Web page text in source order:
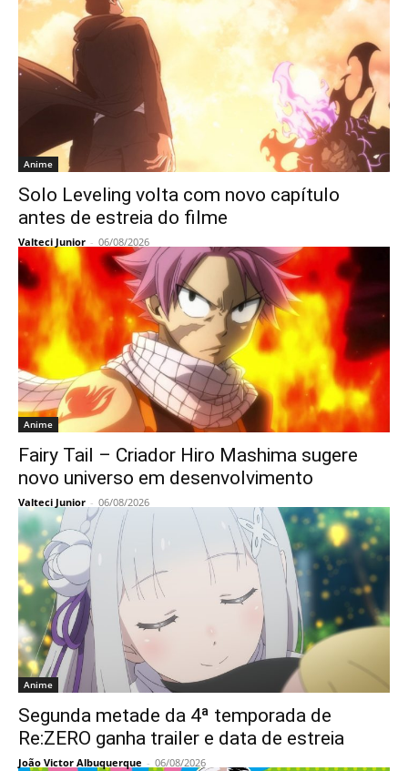
Anime
Solo Leveling volta com novo capítulo
antes de estreia do filme
Valteci Junior - 06/08/2026
Anime
Fairy Tail – Criador Hiro Mashima sugere
novo universo em desenvolvimento
Valteci Junior - 06/08/2026
Anime
Segunda metade da 4ª temporada de
Re:ZERO ganha trailer e data de estreia
João Victor Albuquerque - 06/08/2026